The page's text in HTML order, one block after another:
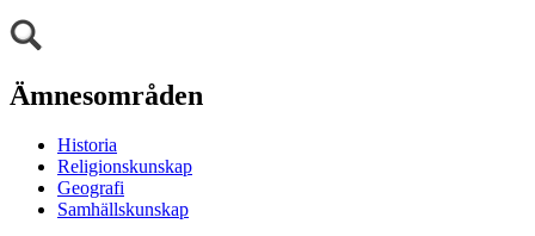
Ämnesområden
Historia
Religionskunskap
Geografi
Samhällskunskap